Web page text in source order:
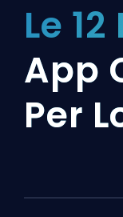
Le
App
Per